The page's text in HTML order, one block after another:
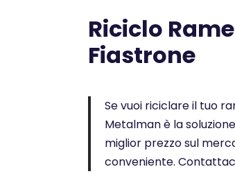
Riciclo
Fiastrone
Se vuoi riciclare il tuo
Metalman è la
miglior prezzo sul
conveniente.